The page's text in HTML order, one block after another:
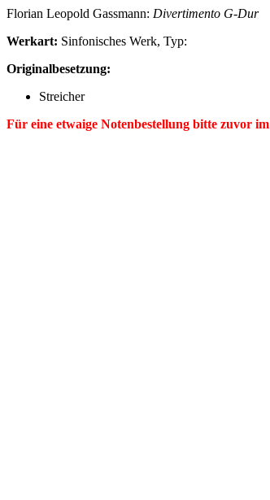
Florian Leopold Gassmann: Divertimento G-Dur
Werkart: Sinfonisches Werk, Typ:
Originalbesetzung:
Streicher
Für eine etwaige Notenbestellung bitte zuvor im